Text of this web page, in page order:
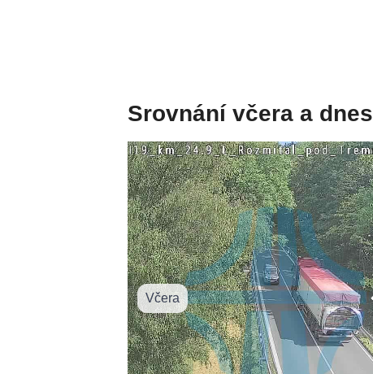
Srovnání včera a dnes
Včera